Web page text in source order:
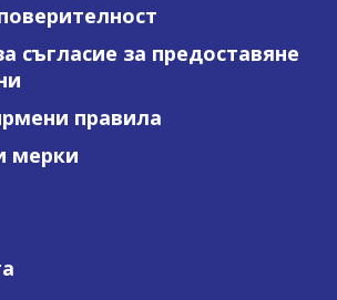
съгласие за предоставяне
правила
мерки